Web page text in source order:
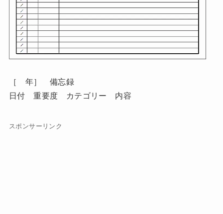
［ 年］ 備忘録
日付 重要度 カテゴリー 内容
スポンサーリンク